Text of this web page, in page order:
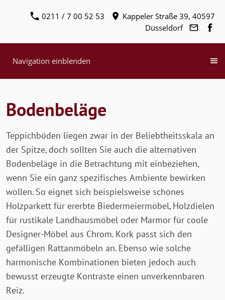
0211 / 7 00 52 53
Kappeler Straße 39, 40597
Düsseldorf
Navigation einblenden
Bodenbeläge
Teppichböden liegen zwar in der Beliebtheitsskala an
der Spitze, doch sollten Sie auch die alternativen
Bodenbeläge in die Betrachtung mit einbeziehen,
wenn Sie ein ganz spezifisches Ambiente bewirken
wollen. So eignet sich beispielsweise schönes
Holzparkett für ererbte Biedermeiermöbel, Holzdielen
für rustikale Landhausmöbel oder Marmor für coole
Designer-Möbel aus Chrom. Kork passt sich den
gefälligen Rattanmöbeln an. Ebenso wie solche
harmonische Kombinationen bieten jedoch auch
bewusst erzeugte Kontraste einen unverkennbaren
Reiz.